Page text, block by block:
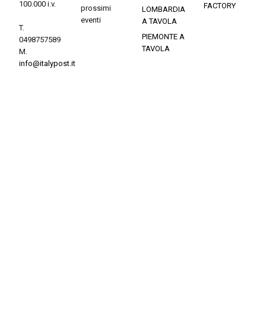
100.000 i.v.
T.
0498757589
M.
info@italypost.it
prossimi
eventi
LOMBARDIA
A TAVOLA
PIEMONTE A
TAVOLA
FACTORY